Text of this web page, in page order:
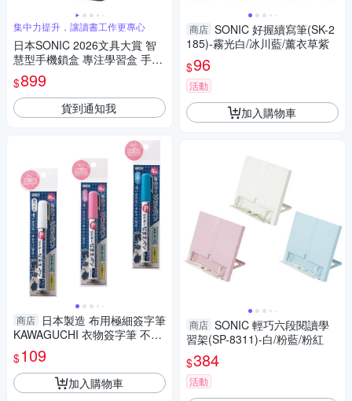
集中力提升，讓讀書工作更專心
日本SONIC 2026文具大賞 智
慧型手機鎖盒 專注學習盒 手機
戒斷
$899
貨到通知我
商店 日本製造 布用極細簽字筆
KAWAGUCHI 衣物簽字筆 不染
色布標筆 布標籤 河口牌 防暈打
底筆
$109
加入購物車
商店 SONIC 好握續寫筆(SK-2
185)-霧光白/冰川藍/薰衣草紫
$96
活動
加入購物車
商店 SONIC 輕巧六段閱讀學
習架(SP-8311)-白/粉藍/粉紅
$384
活動